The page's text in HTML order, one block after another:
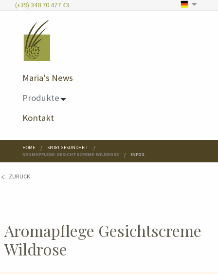
(+39) 348 70 477 43
Maria's News
Produkte
Kontakt
HOME
SPORT-GESUNDHEIT
AROMAPFLEGE-GESICHTSCREME-WILDROSE
INFOS
ZURÜCK
Aromapflege Gesichtscreme
Wildrose